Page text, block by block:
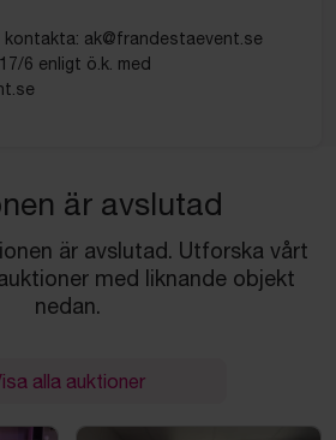
ak@frandestaevent.se
6 enligt ö.k. med
är avslutad
är avslutad. Utforska vårt
med liknande objekt
nedan.
alla auktioner